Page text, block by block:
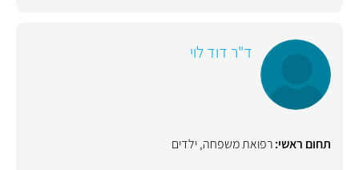
ד"ר דוד לוי
תחום ראשי:רפואת משפחה,ילדים